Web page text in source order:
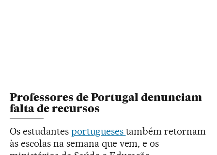
Professores de Portugal denunciam
falta de recursos
Os estudantes portugueses também retornam
às escolas na semana que vem, e os